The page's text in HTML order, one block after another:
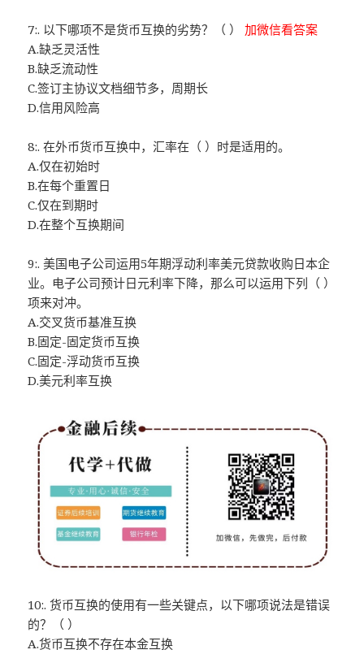
7:. 以下哪项不是货币互换的劣势？（ ）加微信看答案
A.缺乏灵活性
B.缺乏流动性
C.签订主协议文档细节多，周期长
D.信用风险高
8:. 在外币货币互换中，汇率在（ ）时是适用的。
A.仅在初始时
B.在每个重置日
C.仅在到期时
D.在整个互换期间
9:. 美国电子公司运用5年期浮动利率美元贷款收购日本企
业。电子公司预计日元利率下降，那么可以运用下列（ ）
项来对冲。
A.交叉货币基准互换
B.固定-固定货币互换
C.固定-浮动货币互换
D.美元利率互换
10:. 货币互换的使用有一些关键点，以下哪项说法是错误
的？（ ）
A.货币互换不存在本金互换